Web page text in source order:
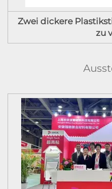
Zwei dickere
zu